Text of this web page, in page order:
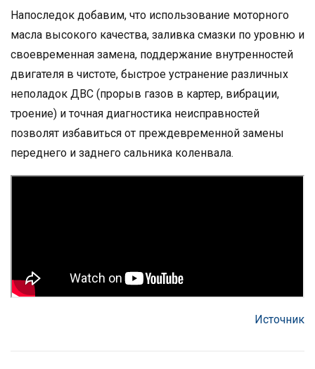
Напоследок добавим, что использование моторного
масла высокого качества, заливка смазки по уровню и
своевременная замена, поддержание внутренностей
двигателя в чистоте, быстрое устранение различных
неполадок ДВС (прорыв газов в картер, вибрации,
троение) и точная диагностика неисправностей
позволят избавиться от преждевременной замены
переднего и заднего сальника коленвала.
Источник